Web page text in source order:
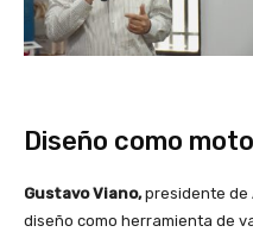
Diseño como
Gustavo Viano,presidente de
diseño como herramienta de